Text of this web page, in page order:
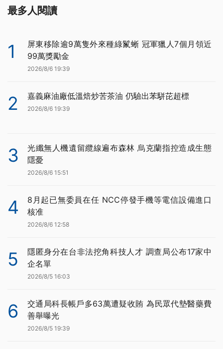
最多人閱讀
1
屏東移除逾9萬隻外來種綠鬣蜥 冠軍獵人7個月領近
99萬獎勵金
2026/8/6 19:39
2 嘉義麻油廠低溫焙炒苦茶油 仍驗出苯駢芘超標
2026/8/6 19:39
3
光纖無人機遺留纜線遍布森林 烏克蘭指控造成生態
隱憂
2026/8/6 15:51
4
8月起已無委員在任 NCC停發手機等電信設備進口
核准
2026/8/6 12:58
5
隱匿身分在台非法挖角科技人才 調查局公布17家中
企名單
2026/8/5 16:03
6
交通局科長帳戶多63萬遭疑收賄 為民眾代墊醫藥費
善舉曝光
2026/8/5 19:39